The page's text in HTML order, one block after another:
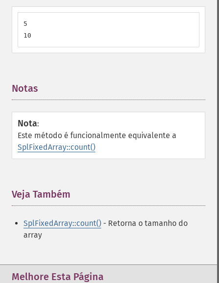
5
10
Notas
Nota:
Este método é funcionalmente equivalente a
SplFixedArray::count()
Veja Também
SplFixedArray::count() - Retorna o tamanho do
array
Melhore Esta Página